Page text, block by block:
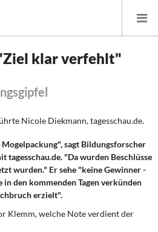
und Finanzpolitik
und Daseinsvorsorge
klar verfehlt"
Nicole Diekmann, tagesschau.de.
sagt Bildungsforscher
tagesschau.de. "Da wurden Beschlüsse
wurden." Er sehe "keine Gewinner -
den kommenden Tagen verkünden
erzielt".
Klemm, welche Note verdient der